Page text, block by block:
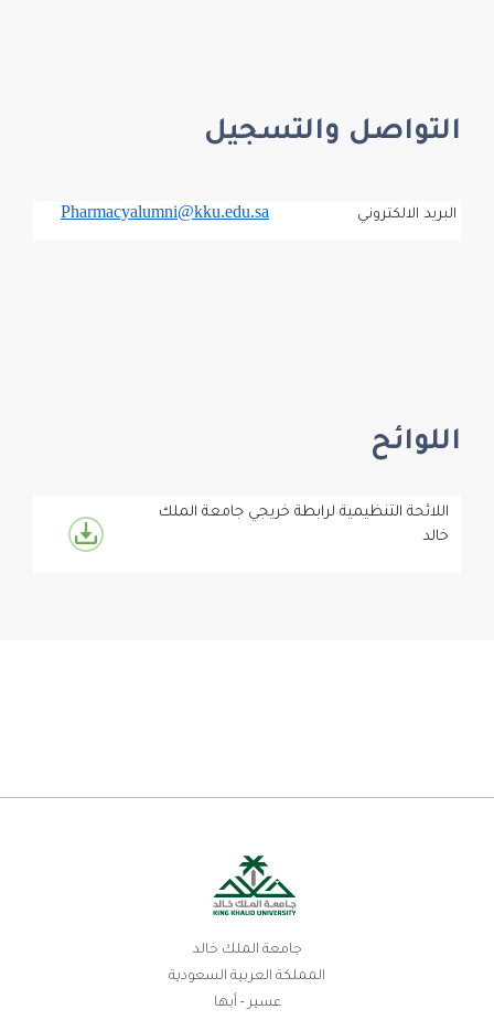
التواصل والتسجيل
Pharmacyalumni@kku.edu.sa البريد الالكتروني
اللوائح
اللائحة التنظيمية لرابطة خريجي جامعة الملك
خالد
جامعة الملك خالد
المملكة العربية السعودية
عسير - أبها